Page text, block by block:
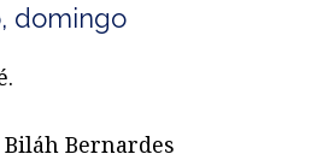
domingo
Bernardes